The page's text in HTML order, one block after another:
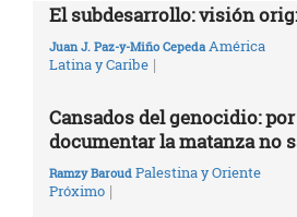
El subdesarrollo: visión
Juan J. Paz-y-Miño Cepeda América
Latina y Caribe |
Cansados del genocidio:
documentar la matanza no
Ramzy Baroud Palestina y Oriente
Próximo |